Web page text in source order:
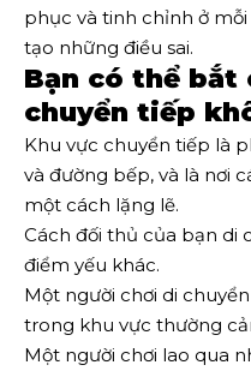
phục và tinh chỉnh ở
tạo những điều sai.
Bạn có thể bắt
chuyển tiếp
Khu vực chuyển tiếp là
và đường bếp, và là nơi
một cách lặng lẽ.
Cách đối thủ của bạn di
điểm yếu khác.
Một người chơi di
trong khu vực thường
Một người chơi lao qua